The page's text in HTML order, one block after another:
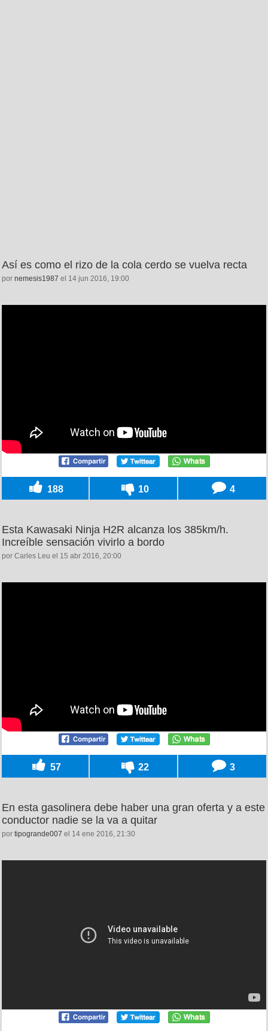
Así es como el rizo de la cola cerdo se vuelva recta
por nemesis1987 el 14 jun 2016, 19:00
188 10 4
Esta Kawasaki Ninja H2R alcanza los 385km/h.
Increíble sensación vivirlo a bordo
por Carles Leu el 15 abr 2016, 20:00
57 22 3
En esta gasolinera debe haber una gran oferta y a este
conductor nadie se la va a quitar
por tipogrande007 el 14 ene 2016, 21:30